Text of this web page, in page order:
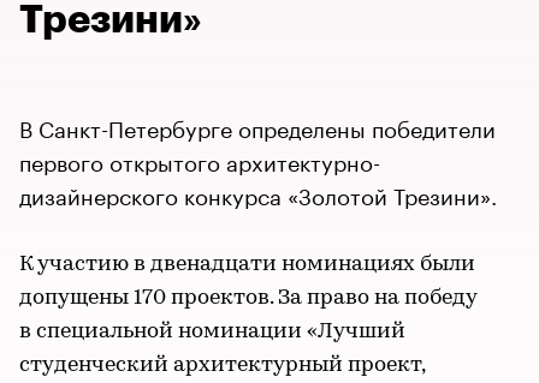
Трезини»
В Санкт-Петербурге определены победители
первого открытого архитектурно-
дизайнерского конкурса «Золотой Трезини».
К участию в двенадцати номинациях были
допущены 170 проектов. За право на победу
в специальной номинации «Лучший
студенческий архитектурный проект,